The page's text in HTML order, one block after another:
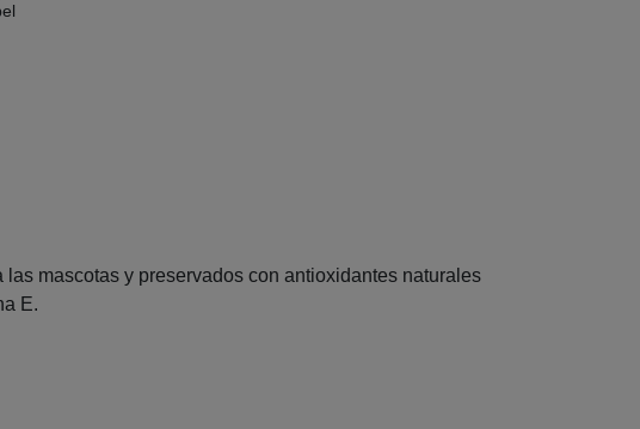
mascotas y preservados con antioxidantes naturales
E.